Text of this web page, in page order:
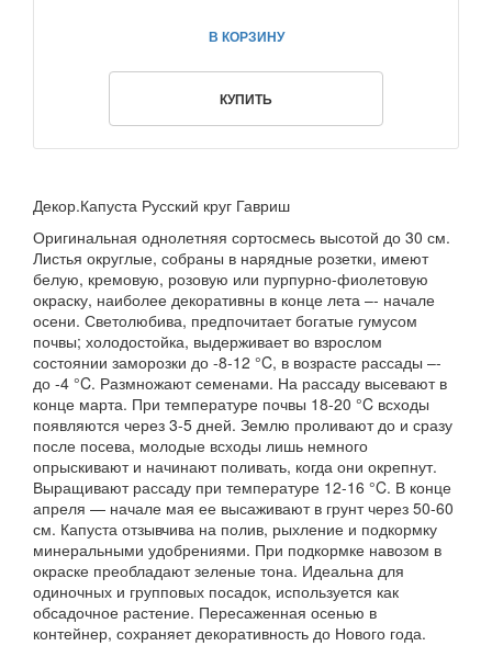
В КОРЗИНУ
КУПИТЬ
Декор.Капуста Русский круг Гавриш
Оригинальная однолетняя сортосмесь высотой до 30 см.
Листья округлые, собраны в нарядные розетки, имеют
белую, кремовую, розовую или пурпурно-фиолетовую
окраску, наиболее декоративны в конце лета –- начале
осени. Светолюбива, предпочитает богатые гумусом
почвы; холодостойка, выдерживает во взрослом
состоянии заморозки до -8-12 °C, в возрасте рассады –-
до -4 °C. Размножают семенами. На рассаду высевают в
конце марта. При температуре почвы 18-20 °C всходы
появляются через 3-5 дней. Землю проливают до и сразу
после посева, молодые всходы лишь немного
опрыскивают и начинают поливать, когда они окрепнут.
Выращивают рассаду при температуре 12-16 °C. В конце
апреля — начале мая ее высаживают в грунт через 50-60
см. Капуста отзывчива на полив, рыхление и подкормку
минеральными удобрениями. При подкормке навозом в
окраске преобладают зеленые тона. Идеальна для
одиночных и групповых посадок, используется как
обсадочное растение. Пересаженная осенью в
контейнер, сохраняет декоративность до Нового года.